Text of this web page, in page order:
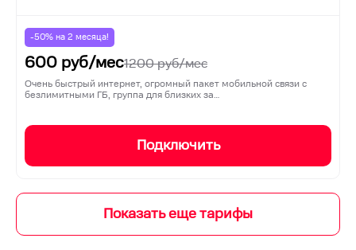
-50% на 2 месяца!
600 руб/мес1200руб/мес
Очень быстрый интернет, огромный пакет мобильной связи с
безлимитными ГБ, группа для близких за…
Подключить